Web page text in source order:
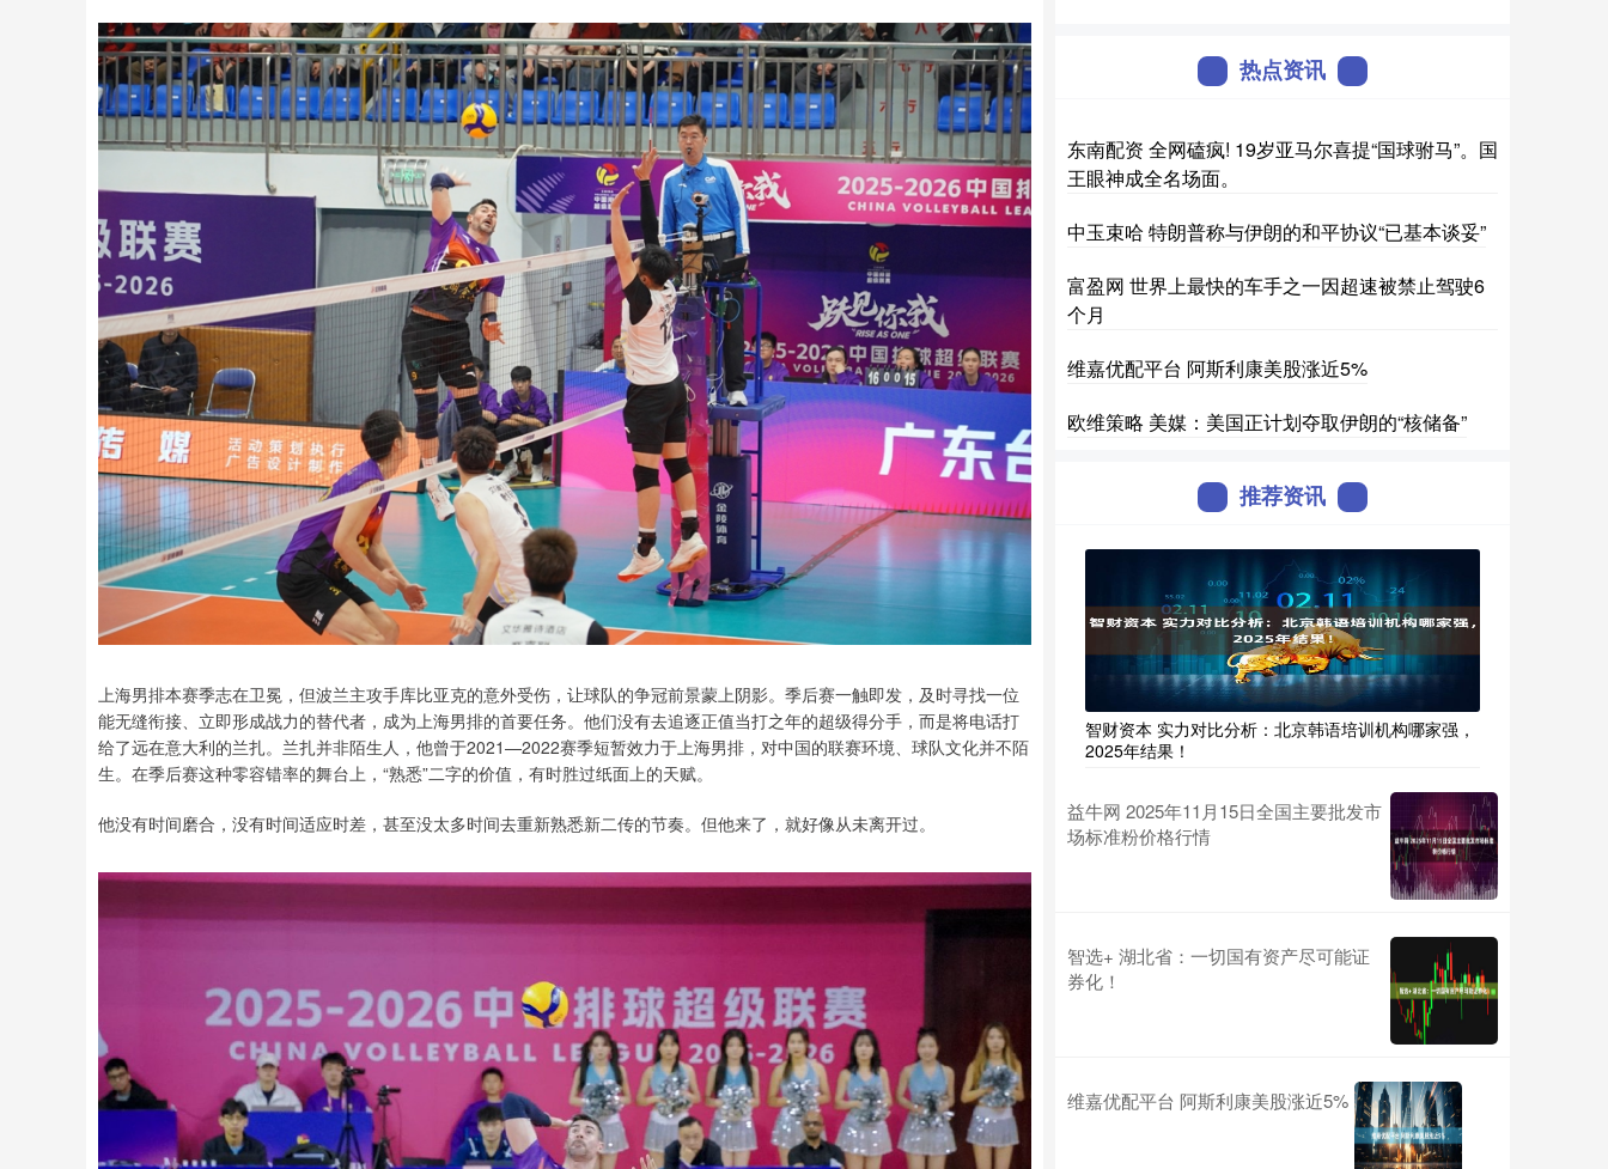
上海男排本赛季志在卫冕，但波兰主攻手库比亚克的意外受伤，让球队的争冠前景蒙上阴影。季后赛一触即发，及时寻找一位
能无缝衔接、立即形成战力的替代者，成为上海男排的首要任务。他们没有去追逐正值当打之年的超级得分手，而是将电话打
给了远在意大利的兰扎。兰扎并非陌生人，他曾于2021—2022赛季短暂效力于上海男排，对中国的联赛环境、球队文化并不陌
生。在季后赛这种零容错率的舞台上，“熟悉”二字的价值，有时胜过纸面上的天赋。
他没有时间磨合，没有时间适应时差，甚至没太多时间去重新熟悉新二传的节奏。但他来了，就好像从未离开过。
热点资讯
东南配资 全网磕疯! 19岁亚马尔喜提“国球驸马”。国
王眼神成全名场面。
中玉束哈 特朗普称与伊朗的和平协议“已基本谈妥”
富盈网 世界上最快的车手之一因超速被禁止驾驶6
个月
维嘉优配平台 阿斯利康美股涨近5%
欧维策略 美媒：美国正计划夺取伊朗的“核储备”
推荐资讯
智财资本 实力对比分析：北京韩语培训机构哪家强，
2025年结果！
益牛网 2025年11月15日全国主要批发市
场标准粉价格行情
智选+ 湖北省：一切国有资产尽可能证
券化！
维嘉优配平台 阿斯利康美股涨近5%